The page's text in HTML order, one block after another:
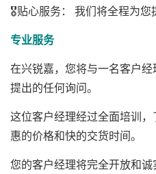
🎖️贴心服务： 我们将全程为您
专业服务
在兴锐嘉，您将与一名客户
提出的任何询问。
这位客户经理经过全面培训
惠的价格和快的交货时间。
您的客户经理将完全开放和